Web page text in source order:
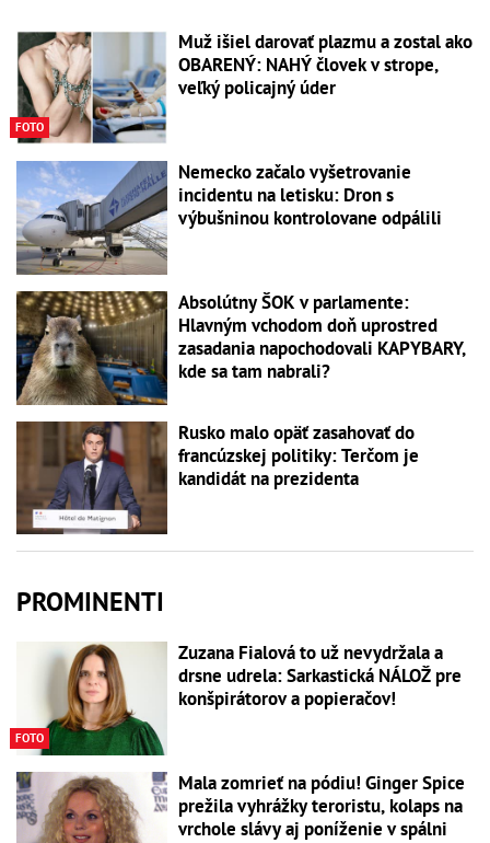
FOTO
Muž išiel darovať plazmu a zostal ako
OBARENÝ: NAHÝ človek v strope,
veľký policajný úder
Nemecko začalo vyšetrovanie
incidentu na letisku: Dron s
výbušninou kontrolovane odpálili
Absolútny ŠOK v parlamente:
Hlavným vchodom doň uprostred
zasadania napochodovali KAPYBARY,
kde sa tam nabrali?
Rusko malo opäť zasahovať do
francúzskej politiky: Terčom je
kandidát na prezidenta
PROMINENTI
FOTO
Zuzana Fialová to už nevydržala a
drsne udrela: Sarkastická NÁLOŽ pre
konšpirátorov a popieračov!
Mala zomrieť na pódiu! Ginger Spice
prežila vyhrážky teroristu, kolaps na
vrchole slávy aj poníženie v spálni